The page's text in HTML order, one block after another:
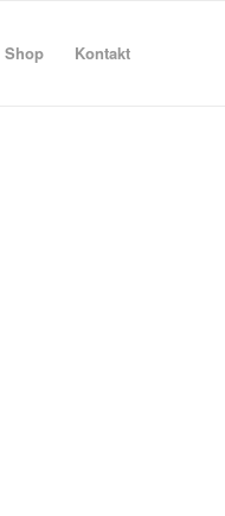
Shop Kontakt